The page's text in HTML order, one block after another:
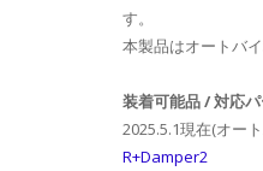
す。
本製品はオートバ
装着可能品 / 対応
2025.5.1現在(オー
R+Damper2